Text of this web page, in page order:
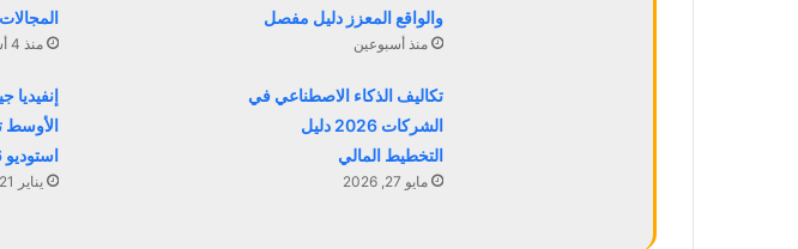
والواقع المعزز دليل مفصل
منذ أسبوعين
المجالات
منذ 4 أسابيع
تكاليف الذكاء الاصطناعي في
الشركات 2026 دليل
التخطيط المالي
مايو 27, 2026
الأوسط
استوديو 6 بدبي
يناير 21, 2026